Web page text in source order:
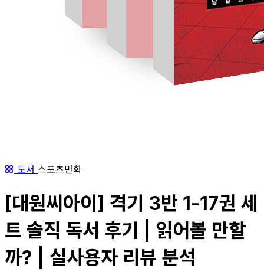
도서 스포츠만화
[대원씨아이] 격기 3반 1-17권 세
트 솔직 독서 후기 | 읽어볼 만할
까? | 실사용자 리뷰 분석